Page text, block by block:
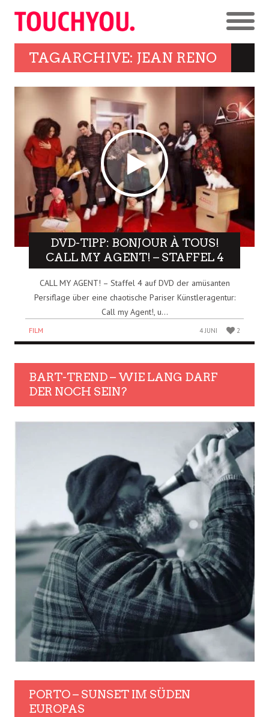
TAGARCHIVE: JEAN RENO
DVD-TIPP: BONJOUR À TOUS!
CALL MY AGENT! – STAFFEL 4
CALL MY AGENT! – Staffel 4 auf DVD der amüsanten
Persiflage über eine chaotische Pariser Künstleragentur:
Call my Agent!, u...
FILM 4 JUNI 2
BART-TREND – WIE LANG DARF
DER NOCH SEIN?
PORTO – SUNSET IM SÜDEN
EUROPAS